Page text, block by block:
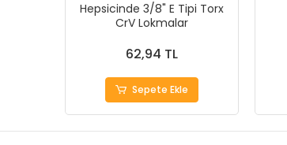
Hepsicinde 3/8" E Tipi Torx
CrV Lokmalar
62,94 TL
Sepete Ekle